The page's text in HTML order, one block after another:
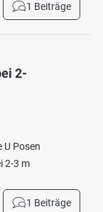
1 Beiträge
2-
U Posen
2-3 m
1 Beiträge